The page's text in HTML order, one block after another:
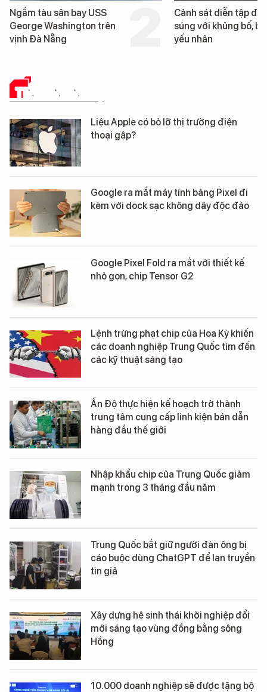
Cảnh sát diễn tập đấu
súng với khủng bố, bảo vệ
yếu nhân
Hình ảnh đầu tiên về
tàu sân bay USS
Washington vừa đến
TIN CÔNG NGHỆ
Liệu Apple có bỏ lỡ thị trường điện
thoại gập?
Google ra mắt máy tính bảng Pixel đi
kèm với dock sạc không dây độc đáo
Google Pixel Fold ra mắt với thiết kế
nhỏ gọn, chip Tensor G2
Lệnh trừng phạt chip của Hoa Kỳ khiến
các doanh nghiệp Trung Quốc tìm đến
các kỹ thuật sáng tạo
Ấn Độ thực hiện kế hoạch trở thành
trung tâm cung cấp linh kiện bán dẫn
hàng đầu thế giới
Nhập khẩu chip của Trung Quốc giảm
mạnh trong 3 tháng đầu năm
Trung Quốc bắt giữ người đàn ông bị
cáo buộc dùng ChatGPT để lan truyền
tin giả
Xây dựng hệ sinh thái khởi nghiệp đổi
mới sáng tạo vùng đồng bằng sông
Hồng
10.000 doanh nghiệp sẽ được tặng bộ